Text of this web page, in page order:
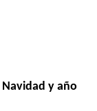
Navidad y año